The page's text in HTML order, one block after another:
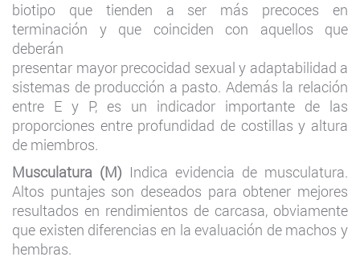
biotipo que tienden a ser más precoces en
terminación y que coinciden con aquellos que
deberán
presentar mayor precocidad sexual y adaptabilidad a
sistemas de producción a pasto. Además la relación
entre E y P, es un indicador importante de las
proporciones entre profundidad de costillas y altura
de miembros.
Musculatura (M) Indica evidencia de musculatura.
Altos puntajes son deseados para obtener mejores
resultados en rendimientos de carcasa, obviamente
que existen diferencias en la evaluación de machos y
hembras.